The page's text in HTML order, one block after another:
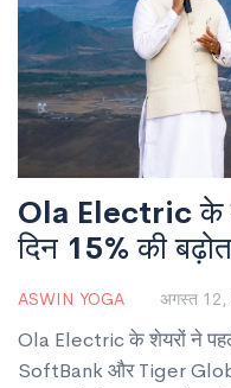
Ola Electric के
दिन 15% की
ASWIN YOGA अगस्त 12,
Ola Electric के शेयरों ने पहले
SoftBank और Tiger